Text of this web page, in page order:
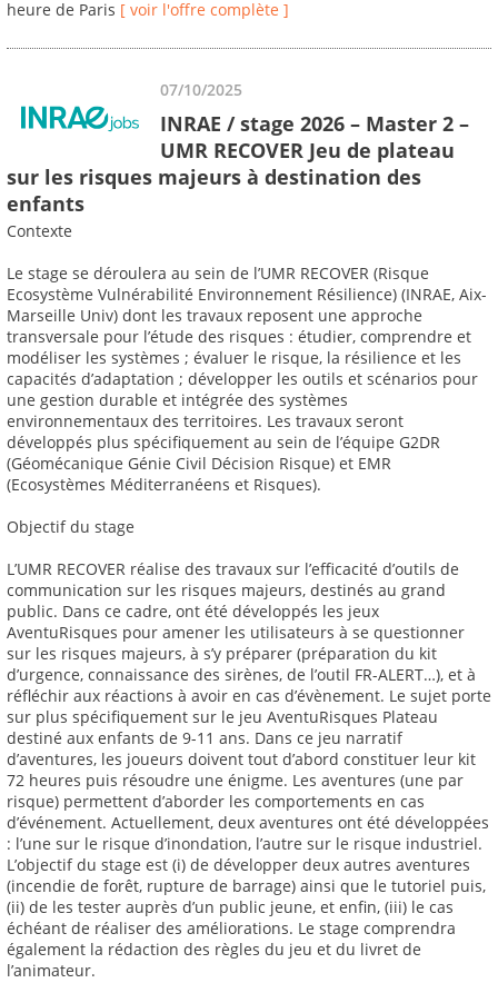
heure de Paris [ voir l'offre complète ]
07/10/2025
INRAE / stage 2026 – Master 2 –
UMR RECOVER Jeu de plateau
sur les risques majeurs à destination des
enfants
Contexte
Le stage se déroulera au sein de l’UMR RECOVER (Risque
Ecosystème Vulnérabilité Environnement Résilience) (INRAE, Aix-
Marseille Univ) dont les travaux reposent une approche
transversale pour l’étude des risques : étudier, comprendre et
modéliser les systèmes ; évaluer le risque, la résilience et les
capacités d’adaptation ; développer les outils et scénarios pour
une gestion durable et intégrée des systèmes
environnementaux des territoires. Les travaux seront
développés plus spécifiquement au sein de l’équipe G2DR
(Géomécanique Génie Civil Décision Risque) et EMR
(Ecosystèmes Méditerranéens et Risques).
Objectif du stage
L’UMR RECOVER réalise des travaux sur l’efficacité d’outils de
communication sur les risques majeurs, destinés au grand
public. Dans ce cadre, ont été développés les jeux
AventuRisques pour amener les utilisateurs à se questionner
sur les risques majeurs, à s’y préparer (préparation du kit
d’urgence, connaissance des sirènes, de l’outil FR-ALERT…), et à
réfléchir aux réactions à avoir en cas d’évènement. Le sujet porte
sur plus spécifiquement sur le jeu AventuRisques Plateau
destiné aux enfants de 9-11 ans. Dans ce jeu narratif
d’aventures, les joueurs doivent tout d’abord constituer leur kit
72 heures puis résoudre une énigme. Les aventures (une par
risque) permettent d’aborder les comportements en cas
d’événement. Actuellement, deux aventures ont été développées
: l’une sur le risque d’inondation, l’autre sur le risque industriel.
L’objectif du stage est (i) de développer deux autres aventures
(incendie de forêt, rupture de barrage) ainsi que le tutoriel puis,
(ii) de les tester auprès d’un public jeune, et enfin, (iii) le cas
échéant de réaliser des améliorations. Le stage comprendra
également la rédaction des règles du jeu et du livret de
l’animateur.